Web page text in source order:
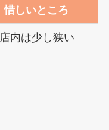
惜しいところ
店内は少し狭い